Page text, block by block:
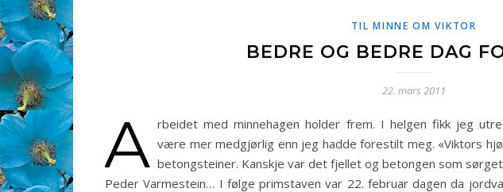
TIL MINNE OM VIKTOR
BEDRE OG BEDRE DAG
22. mars 2011
A rbeidet med minnehagen holder frem. I helgen fikk jeg
være mer medgjørlig enn jeg hadde forestilt meg. «Viktors
betongsteiner. Kanskje var det fjellet og betongen som
Peder Varmestein… I følge primstaven var 22. februar dagen da